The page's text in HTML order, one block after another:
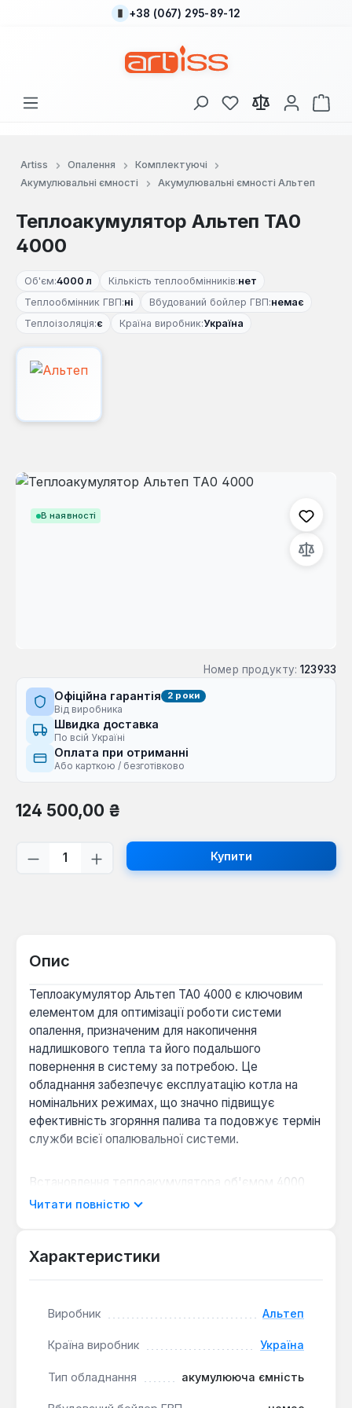
Перейти до основного вмісту
+38 (067) 295-89-12
У вас є 0 у списку
Artiss Опалення
Комплектуючі
Акумулювальні ємності
Акумулювальні ємності Альтеп
Теплоакумулятор Альтеп ТА0
4000
Об'єм:4000 л Кількість теплообмінників:нет
Теплообмінник ГВП:ні Вбудований бойлер ГВП:немає
Теплоізоляція:є Країна виробник:Україна
В наявності
Пропустити галерею зображень
Номер продукту: 123933
Офіційна гарантія 2 роки
Від виробника
Швидка доставка
По всій Україні
Оплата при отриманні
Або карткою / безготівково
Звичайна ціна:
124 500,00 ₴
Кількість товару: Введіть потрібну
Купити
Опис
Теплоакумулятор Альтеп ТА0 4000 є ключовим
елементом для оптимізації роботи системи
опалення, призначеним для накопичення
надлишкового тепла та його подальшого
повернення в систему за потребою. Це
обладнання забезпечує експлуатацію котла на
номінальних режимах, що значно підвищує
ефективність згоряння палива та подовжує термін
служби всієї опалювальної системи.
Встановлення теплоакумулятора об'ємом 4000
літрів збільшує час роботи системи
котлів. Кругла циліндрична форма бака діаметром
опалювальному приміщенні та захищає котел від
системою опалення.
Висока якість матеріалів:
Виготовлений зі
Читати повністю
Характеристики
Виробник Альтеп
Країна виробник Україна
Тип обладнання акумулююча ємність